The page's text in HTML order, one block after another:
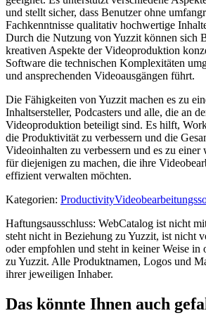
und stellt sicher, dass Benutzer ohne
Fachkenntnisse qualitativ hochwertige
Durch die Nutzung von Yuzzit können sich
kreativen Aspekte der Videoproduktion
Software die technischen Komplexitäten
und ansprechenden Videoausgängen führt.
Die Fähigkeiten von Yuzzit machen es zu
Inhaltsersteller, Podcasters und alle, die an
Videoproduktion beteiligt sind. Es hilft,
die Produktivität zu verbessern und die
Videoinhalten zu verbessern und es zu einer
für diejenigen zu machen, die ihre
effizient verwalten möchten.
Kategorien: Productivity
Haftungsausschluss: WebCatalog ist nicht
steht nicht in Beziehung zu Yuzzit, ist nicht
oder empfohlen und steht in keiner Weise
zu Yuzzit. Alle Produktnamen, Logos und
ihrer jeweiligen Inhaber.
Das könnte Ihnen auch